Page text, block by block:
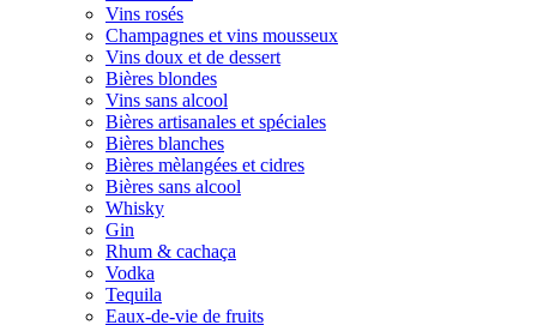
Vins rosés
Champagnes et vins mousseux
Vins doux et de dessert
Bières blondes
Vins sans alcool
Bières artisanales et spéciales
Bières blanches
Bières mèlangées et cidres
Bières sans alcool
Whisky
Gin
Rhum & cachaça
Vodka
Tequila
Eaux-de-vie de fruits